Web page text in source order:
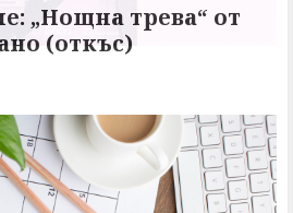
„Нощна трева“ от
(откъс)